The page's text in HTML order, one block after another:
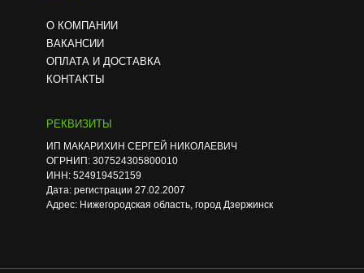
Аккустический
Под мрамор
О КОМПАНИИ
ВАКАНСИИ
ОПЛАТА И ДОСТАВКА
КОНТАКТЫ
РЕКВИЗИТЫ
ИП МАКАРИХИН СЕРГЕЙ НИКОЛАЕВИЧ
ОГРНИП: 307524305800010
ИНН: 524919452159
Дата: регистрации 27.02.2007
Адрес: Нижегородская область, город Дзержинск